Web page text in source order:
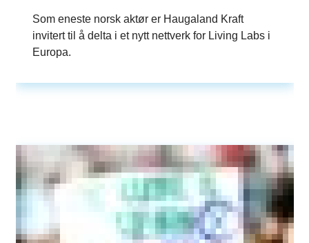
Som eneste norsk aktør er Haugaland Kraft
invitert til å delta i et nytt nettverk for Living Labs i
Europa.